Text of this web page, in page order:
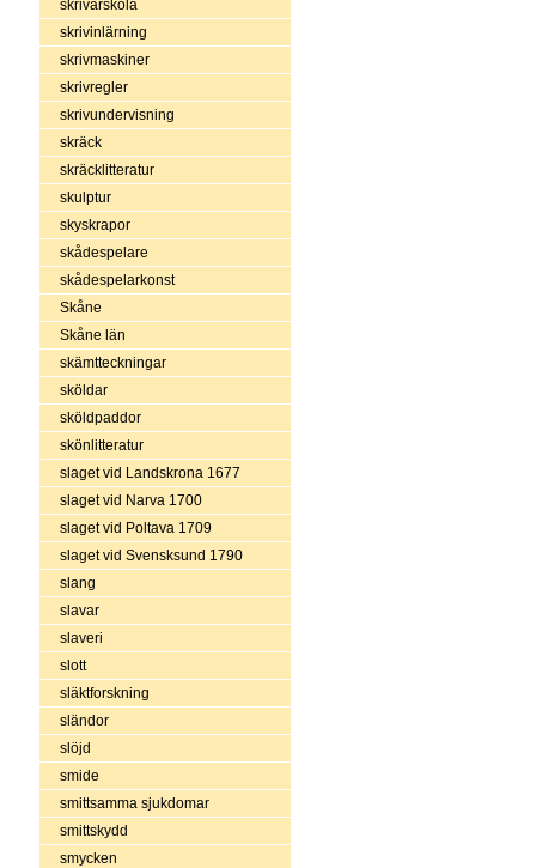
skrivarskola
skrivinlärning
skrivmaskiner
skrivregler
skrivundervisning
skräck
skräcklitteratur
skulptur
skyskrapor
skådespelare
skådespelarkonst
Skåne
Skåne län
skämtteckningar
sköldar
sköldpaddor
skönlitteratur
slaget vid Landskrona 1677
slaget vid Narva 1700
slaget vid Poltava 1709
slaget vid Svensksund 1790
slang
slavar
slaveri
slott
släktforskning
sländor
slöjd
smide
smittsamma sjukdomar
smittskydd
smycken